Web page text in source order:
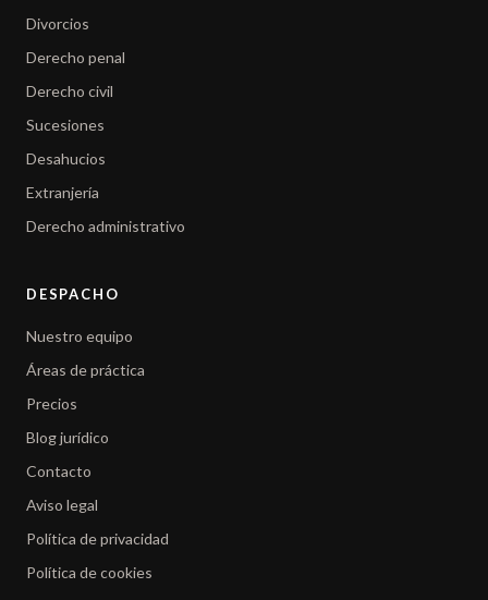
Divorcios
Derecho penal
Derecho civil
Sucesiones
Desahucios
Extranjería
Derecho administrativo
DESPACHO
Nuestro equipo
Áreas de práctica
Precios
Blog jurídico
Contacto
Aviso legal
Política de privacidad
Política de cookies